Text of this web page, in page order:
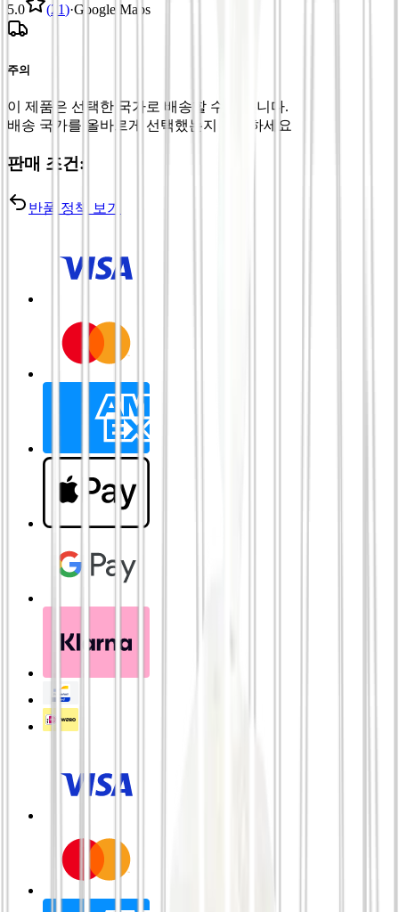
5.0 (21)·Google Maps
주의
이 제품은 선택한 국가로 배송할 수 없습니다.
배송 국가를 올바르게 선택했는지 확인하세요
판매 조건:
반품 정책 보기